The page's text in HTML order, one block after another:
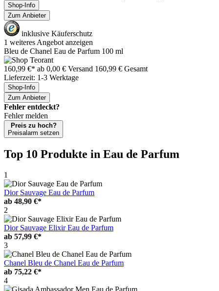
Shop-Info
Zum Anbieter
inklusive Käuferschutz
1 weiteres Angebot anzeigen
Bleu de Chanel Eau de Parfum 100 ml
160,99 €* ab 0,00 € Versand 160,99 € Gesamt
Lieferzeit: 1-3 Werktage
Shop-Info
Zum Anbieter
Fehler entdeckt?
Fehler melden
Preis zu hoch?
Preisalarm setzen
Top 10 Produkte in Eau de Parfum
1
Dior Sauvage Eau de Parfum
ab 48,90 €*
2
Dior Sauvage Elixir Eau de Parfum
ab 57,99 €*
3
Chanel Bleu de Chanel Eau de Parfum
ab 75,22 €*
4